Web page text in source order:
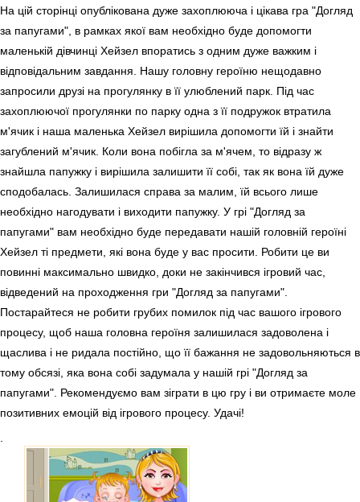
На цій сторінці опублікована дуже захоплююча і цікава гра "Догляд
за папугами", в рамках якої вам необхідно буде допомогти
маленькій дівчинці Хейзел впоратись з одним дуже важким і
відповідальним завдання. Нашу головну героїню нещодавно
запросили друзі на прогулянку в її улюблений парк. Під час
захоплюючої прогулянки по парку одна з її подружок втратила
м'ячик і наша маленька Хейзел вирішила допомогти їй і знайти
загублений м'ячик. Коли вона побігла за м'ячем, то відразу ж
знайшла папужку і вирішила залишити її собі, так як вона їй дуже
сподобалась. Залишилася справа за малим, їй всього лише
необхідно нагодувати і виходити папужку. У грі "Догляд за
папугами" вам необхідно буде передавати нашій головній героїні
Хейзел ті предмети, які вона буде у вас просити. Робити це ви
повинні максимально швидко, доки не закінчився ігровий час,
відведений на проходження гри "Догляд за папугами".
Постарайтеся не робити грубих помилок під час вашого ігрового
процесу, щоб наша головна героїня залишилася задоволена і
щаслива і не ридала постійно, що її бажання не задовольняються в
тому обсязі, яка вона собі задумала у нашій грі "Догляд за
папугами". Рекомендуємо вам зіграти в цю гру і ви отримаєте моле
позитивних емоцій від ігрового процесу. Удачі!